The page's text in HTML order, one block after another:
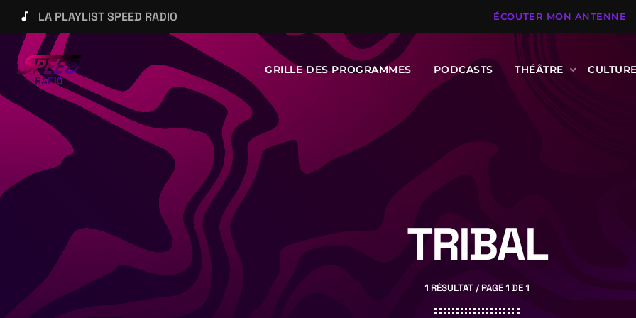
music_note LA PLAYLIST SPEED RADIO ÉCOUTER MON ANTENNE
GRILLE DES PROGRAMMES PODCASTS THÉÂTRE CULTURE
TRIBAL
1 RÉSULTAT / PAGE 1 DE 1